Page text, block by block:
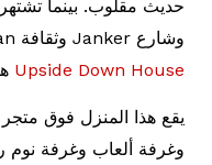
وشارع Janker وثقافة Peranakan الفريدة ، فإن
Upside Down House
يقع هذا المنزل فوق
وغرفة ألعاب وغرفة نوم